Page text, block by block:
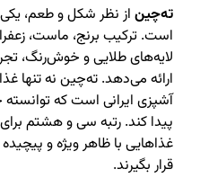
ته‌چین از نظر شکل و طعم،
است. ترکیب برنج، ماست،
لایه‌های طلایی و خوش‌رنگ،
ارائه می‌دهد. ته‌چین نه تنها
آشپزی ایرانی است که
پیدا کند. رتبه سی و هشتم
غذاهایی با ظاهر ویژه و
قرار بگیرند.